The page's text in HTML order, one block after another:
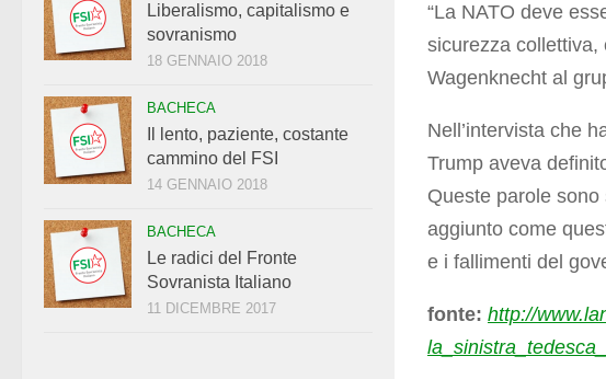
“La NATO deve
sicurezza collettiva,
Wagenknecht al
Nell’intervista che
Trump aveva
Queste parole
aggiunto come
e i fallimenti del
fonte: http://
Liberalismo, capitalismo e
sovranismo
18 GENNAIO 2018
BACHECA
Il lento, paziente, costante
cammino del FSI
14 GENNAIO 2018
BACHECA
Le radici del Fronte
Sovranista Italiano
11 DICEMBRE 2017